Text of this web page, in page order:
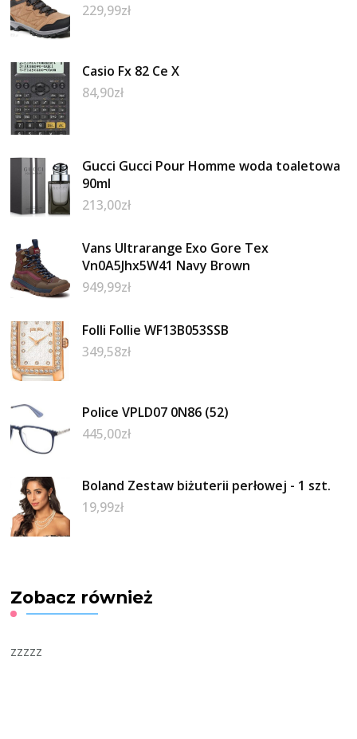
229,99zł
Casio Fx 82 Ce X
84,90zł
Gucci Gucci Pour Homme woda toaletowa
90ml
213,00zł
Vans Ultrarange Exo Gore Tex
Vn0A5Jhx5W41 Navy Brown
949,99zł
Folli Follie WF13B053SSB
349,58zł
Police VPLD07 0N86 (52)
445,00zł
Boland Zestaw biżuterii perłowej - 1 szt.
19,99zł
Zobacz również
zzzzz